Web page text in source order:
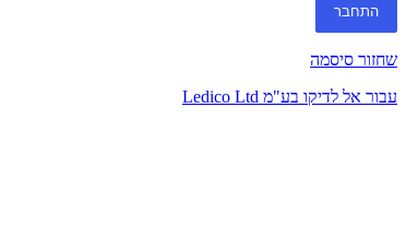
שחזור סיסמה
עבור אל לדיקו בע"מ Ledico Ltd